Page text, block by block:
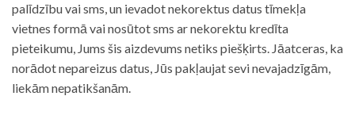
palīdzību vai sms, un ievadot nekorektus datus tīmekļa
vietnes formā vai nosūtot sms ar nekorektu kredīta
pieteikumu, Jums šis aizdevums netiks piešķirts. Jāatceras, ka
norādot nepareizus datus, Jūs pakļaujat sevi nevajadzīgām,
liekām nepatikšanām.